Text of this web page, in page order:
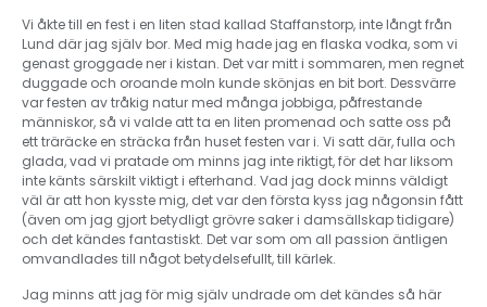
Vi åkte till en fest i en liten stad kallad Staffanstorp, inte långt från
Lund där jag själv bor. Med mig hade jag en flaska vodka, som vi
genast groggade ner i kistan. Det var mitt i sommaren, men regnet
duggade och oroande moln kunde skönjas en bit bort. Dessvärre
var festen av tråkig natur med många jobbiga, påfrestande
människor, så vi valde att ta en liten promenad och satte oss på
ett träräcke en sträcka från huset festen var i. Vi satt där, fulla och
glada, vad vi pratade om minns jag inte riktigt, för det har liksom
inte känts särskilt viktigt i efterhand. Vad jag dock minns väldigt
väl är att hon kysste mig, det var den första kyss jag någonsin fått
(även om jag gjort betydligt grövre saker i damsällskap tidigare)
och det kändes fantastiskt. Det var som om all passion äntligen
omvandlades till något betydelsefullt, till kärlek.
Jag minns att jag för mig själv undrade om det kändes så här